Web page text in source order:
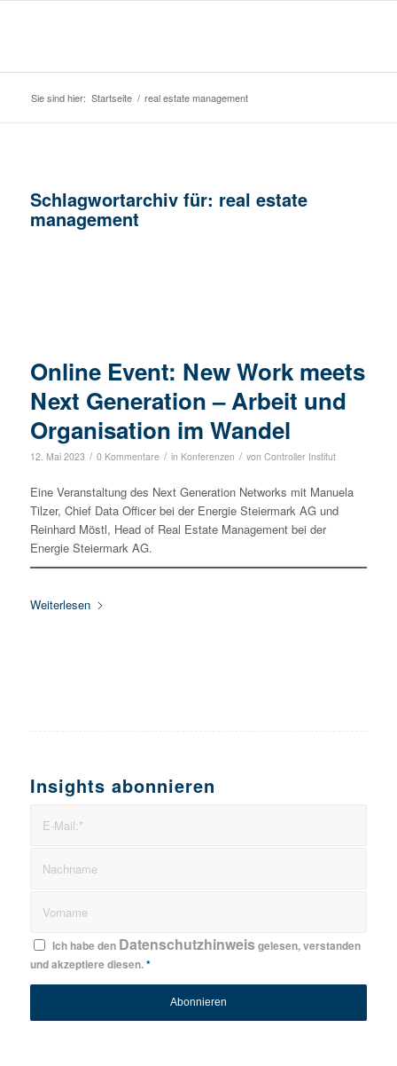
Sie sind hier: Startseite / real estate management
Schlagwortarchiv für: real estate
management
Online Event: New Work meets
Next Generation – Arbeit und
Organisation im Wandel
12. Mai 2023 / 0 Kommentare / in Konferenzen / von Controller Institut
Eine Veranstaltung des Next Generation Networks mit Manuela
Tilzer, Chief Data Officer bei der Energie Steiermark AG und
Reinhard Möstl, Head of Real Estate Management bei der
Energie Steiermark AG.
Weiterlesen
Insights abonnieren
Ich habe den Datenschutzhinweisgelesen, verstanden
und akzeptiere diesen.*